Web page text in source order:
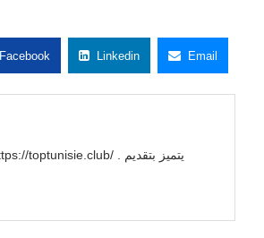
Facebook Linkedin Email